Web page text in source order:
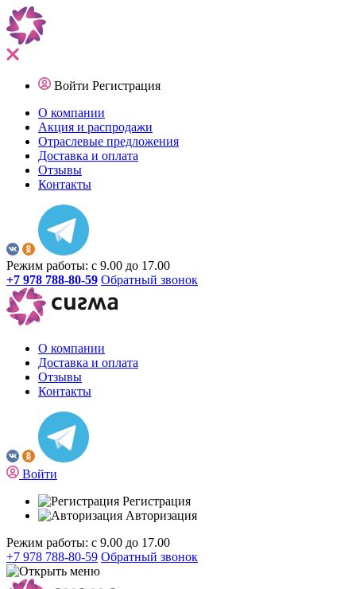
Войти Регистрация
О компании
Акция и распродажи
Отраслевые предложения
Доставка и оплата
Отзывы
Контакты
Режим работы: с 9.00 до 17.00
+7 978 788-80-59 Обратный звонок
О компании
Доставка и оплата
Отзывы
Контакты
Войти
Регистрация
Авторизация
Режим работы: с 9.00 до 17.00
+7 978 788-80-59 Обратный звонок